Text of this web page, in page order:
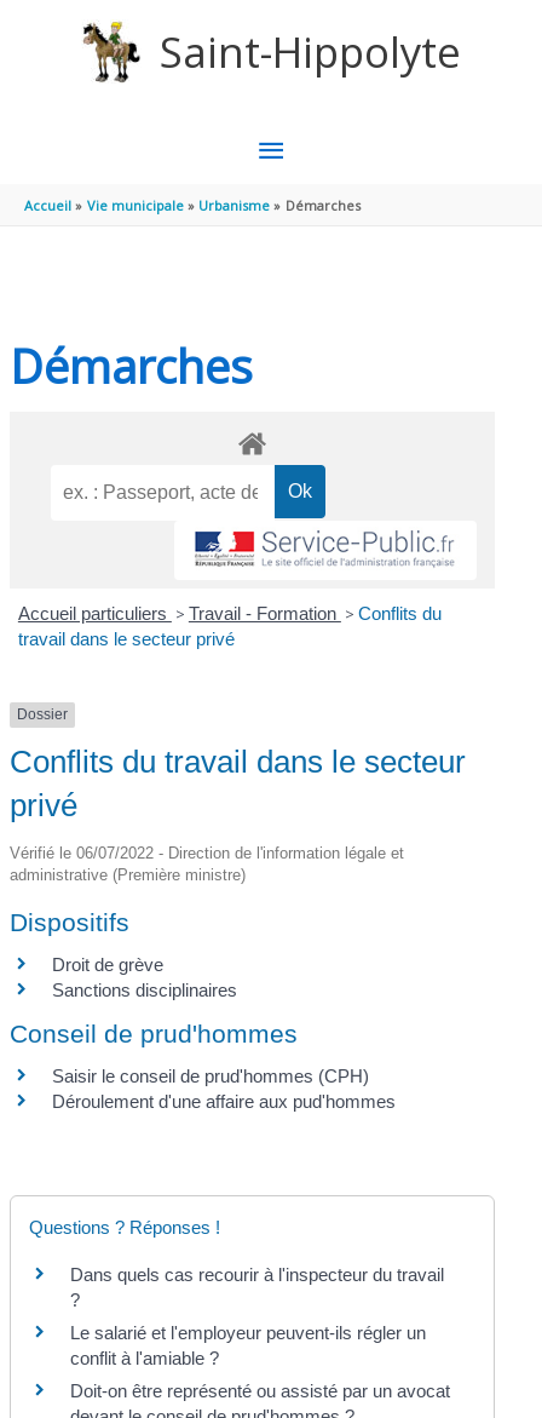
Saint-Hippolyte
MENU
PRINCIPAL
Accueil Vie municipale Urbanisme Démarches
Démarches
Accueil particuliers > Travail - Formation > Conflits du
travail dans le secteur privé
Dossier
Conflits du travail dans le secteur
privé
Vérifié le 06/07/2022 - Direction de l'information légale et
administrative (Première ministre)
Dispositifs
Droit de grève
Sanctions disciplinaires
Conseil de prud'hommes
Saisir le conseil de prud'hommes (CPH)
Déroulement d'une affaire aux pud'hommes
Questions ? Réponses !
Dans quels cas recourir à l'inspecteur du travail
?
Le salarié et l'employeur peuvent-ils régler un
conflit à l'amiable ?
Doit-on être représenté ou assisté par un avocat